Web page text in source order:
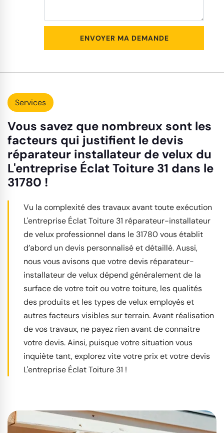
Services
Vous savez que nombreux sont les
facteurs qui justifient le devis
réparateur installateur de velux du
L'entreprise Éclat Toiture 31 dans le
31780 !
Vu la complexité des travaux avant toute exécution
L'entreprise Éclat Toiture 31 réparateur-installateur
de velux professionnel dans le 31780 vous établit
d’abord un devis personnalisé et détaillé. Aussi,
nous vous avisons que votre devis réparateur-
installateur de velux dépend généralement de la
surface de votre toit ou votre toiture, les qualités
des produits et les types de velux employés et
autres facteurs visibles sur terrain. Avant réalisation
de vos travaux, ne payez rien avant de connaitre
votre devis. Ainsi, puisque votre situation vous
inquiète tant, explorez vite votre prix et votre devis
L'entreprise Éclat Toiture 31 !